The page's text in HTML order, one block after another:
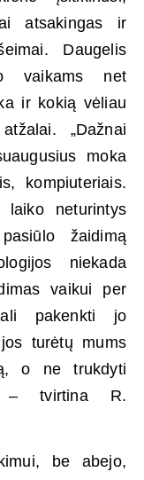
atsakingas ir
Daugelis
vaikams net
ir kokią vėliau
„Dažnai
moka
kompiuteriais.
laiko neturintys
žaidimą
niekada
vaikui per
pakenkti jo
turėtų mums
o ne trukdyti
– tvirtina R.
be abejo,